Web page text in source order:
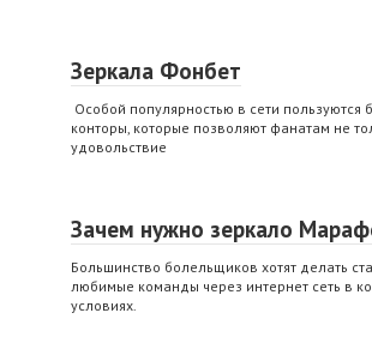
Зеркала Фонбет
Особой популярностью в сети пользуются
конторы, которые позволяют фанатам не
удовольствие
Зачем нужно зеркало
Большинство болельщиков хотят делать
любимые команды через интернет сеть в
условиях.